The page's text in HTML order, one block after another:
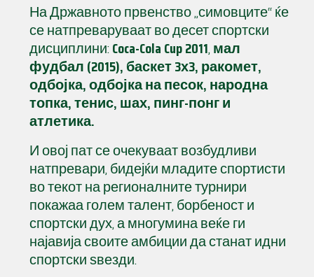
На Државното првенство „симовците“ ќе
се натпреваруваат во десет спортски
дисциплини:Coca-Cola Cup 2011,мал
фудбал (2015), баскет 3х3, ракомет,
одбојка, одбојка на песок, народна
топка, тенис, шах, пинг-понг и
атлетика.
И овој пат се очекуваат возбудливи
натпревари, бидејќи младите спортисти
во текот на регионалните турнири
покажаа голем талент, борбеност и
спортски дух, а многумина веќе ги
најавија своите амбиции да станат идни
спортски ѕвезди.